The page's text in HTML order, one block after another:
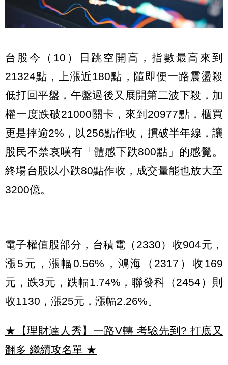
台股今（10）日跳空開高，指數最高來到
21324點，上漲近180點，隨即便一路震盪殺
低打回平盤，午盤過後又展開第二波下殺，加
權一度跌破21000關卡，來到20977點，櫃買
更是摔逾2%，以256點作收，摜破半年線，讓
股民不禁哀嘆有「體感下跌800點」的感覺。
終場台股以小跌80點作收，成交量能也放大至
3200億。
電子權值股部分，台積電（2330）收904元，
漲5元，漲幅0.56%，鴻海（2317）收169
元，跌3元，跌幅1.74%，聯發科（2454）則
收1130，漲25元，漲幅2.26%。
★【理財達人秀】一路V轉 考驗先到? 打底又
翻多 繼續攻名單 ★